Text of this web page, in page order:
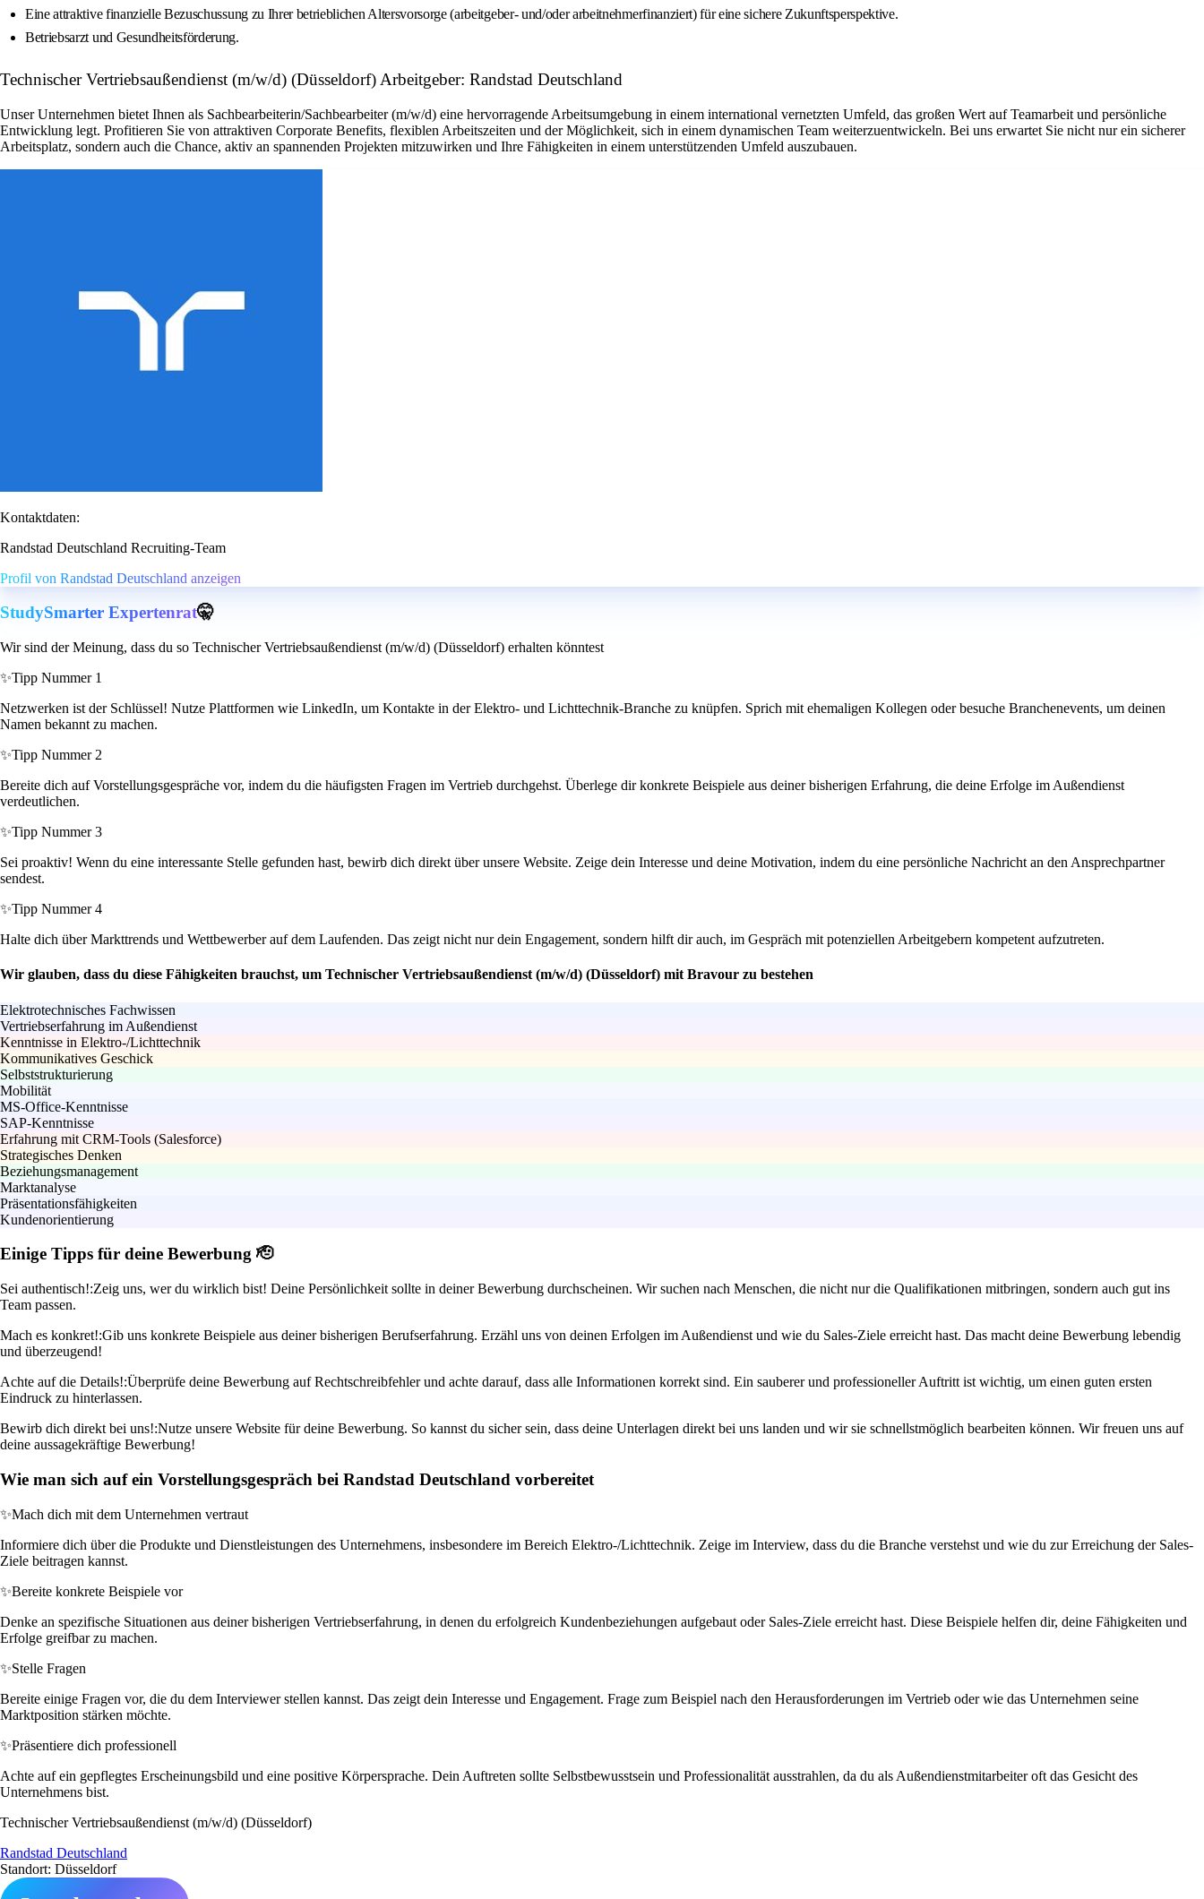
Eine attraktive finanzielle Bezuschussung zu Ihrer betrieblichen Altersvorsorge (arbeitgeber- und/oder arbeitnehmerfinanziert) für eine sichere Zukunftsperspektive.
Betriebsarzt und Gesundheitsförderung.
Technischer Vertriebsaußendienst (m/w/d) (Düsseldorf) Arbeitgeber: Randstad Deutschland
Unser Unternehmen bietet Ihnen als Sachbearbeiterin/Sachbearbeiter (m/w/d) eine hervorragende Arbeitsumgebung in einem international vernetzten Umfeld, das großen Wert auf Teamarbeit und persönliche
Entwicklung legt. Profitieren Sie von attraktiven Corporate Benefits, flexiblen Arbeitszeiten und der Möglichkeit, sich in einem dynamischen Team weiterzuentwickeln. Bei uns erwartet Sie nicht nur ein sicherer
Arbeitsplatz, sondern auch die Chance, aktiv an spannenden Projekten mitzuwirken und Ihre Fähigkeiten in einem unterstützenden Umfeld auszubauen.
Kontaktdaten:
Randstad Deutschland Recruiting-Team
Profil von Randstad Deutschland anzeigen
StudySmarter Expertenrat🤫
Wir sind der Meinung, dass du so Technischer Vertriebsaußendienst (m/w/d) (Düsseldorf) erhalten könntest
✨Tipp Nummer 1
Netzwerken ist der Schlüssel! Nutze Plattformen wie LinkedIn, um Kontakte in der Elektro- und Lichttechnik-Branche zu knüpfen. Sprich mit ehemaligen Kollegen oder besuche Branchenevents, um deinen
Namen bekannt zu machen.
✨Tipp Nummer 2
Bereite dich auf Vorstellungsgespräche vor, indem du die häufigsten Fragen im Vertrieb durchgehst. Überlege dir konkrete Beispiele aus deiner bisherigen Erfahrung, die deine Erfolge im Außendienst
verdeutlichen.
✨Tipp Nummer 3
Sei proaktiv! Wenn du eine interessante Stelle gefunden hast, bewirb dich direkt über unsere Website. Zeige dein Interesse und deine Motivation, indem du eine persönliche Nachricht an den Ansprechpartner
sendest.
✨Tipp Nummer 4
Halte dich über Markttrends und Wettbewerber auf dem Laufenden. Das zeigt nicht nur dein Engagement, sondern hilft dir auch, im Gespräch mit potenziellen Arbeitgebern kompetent aufzutreten.
Wir glauben, dass du diese Fähigkeiten brauchst, um Technischer Vertriebsaußendienst (m/w/d) (Düsseldorf) mit Bravour zu bestehen
Elektrotechnisches Fachwissen
Vertriebserfahrung im Außendienst
Kenntnisse in Elektro-/Lichttechnik
Kommunikatives Geschick
Selbststrukturierung
Mobilität
MS-Office-Kenntnisse
SAP-Kenntnisse
Erfahrung mit CRM-Tools (Salesforce)
Strategisches Denken
Beziehungsmanagement
Marktanalyse
Präsentationsfähigkeiten
Kundenorientierung
Einige Tipps für deine Bewerbung 🫡
Sei authentisch!:Zeig uns, wer du wirklich bist! Deine Persönlichkeit sollte in deiner Bewerbung durchscheinen. Wir suchen nach Menschen, die nicht nur die Qualifikationen mitbringen, sondern auch gut ins
Team passen.
Mach es konkret!:Gib uns konkrete Beispiele aus deiner bisherigen Berufserfahrung. Erzähl uns von deinen Erfolgen im Außendienst und wie du Sales-Ziele erreicht hast. Das macht deine Bewerbung lebendig
und überzeugend!
Achte auf die Details!:Überprüfe deine Bewerbung auf Rechtschreibfehler und achte darauf, dass alle Informationen korrekt sind. Ein sauberer und professioneller Auftritt ist wichtig, um einen guten ersten
Eindruck zu hinterlassen.
Bewirb dich direkt bei uns!:Nutze unsere Website für deine Bewerbung. So kannst du sicher sein, dass deine Unterlagen direkt bei uns landen und wir sie schnellstmöglich bearbeiten können. Wir freuen uns auf
deine aussagekräftige Bewerbung!
Wie man sich auf ein Vorstellungsgespräch bei Randstad Deutschland vorbereitet
✨Mach dich mit dem Unternehmen vertraut
Informiere dich über die Produkte und Dienstleistungen des Unternehmens, insbesondere im Bereich Elektro-/Lichttechnik. Zeige im Interview, dass du die Branche verstehst und wie du zur Erreichung der Sales-
Ziele beitragen kannst.
✨Bereite konkrete Beispiele vor
Denke an spezifische Situationen aus deiner bisherigen Vertriebserfahrung, in denen du erfolgreich Kundenbeziehungen aufgebaut oder Sales-Ziele erreicht hast. Diese Beispiele helfen dir, deine Fähigkeiten und
Erfolge greifbar zu machen.
✨Stelle Fragen
Bereite einige Fragen vor, die du dem Interviewer stellen kannst. Das zeigt dein Interesse und Engagement. Frage zum Beispiel nach den Herausforderungen im Vertrieb oder wie das Unternehmen seine
Marktposition stärken möchte.
✨Präsentiere dich professionell
Achte auf ein gepflegtes Erscheinungsbild und eine positive Körpersprache. Dein Auftreten sollte Selbstbewusstsein und Professionalität ausstrahlen, da du als Außendienstmitarbeiter oft das Gesicht des
Unternehmens bist.
Technischer Vertriebsaußendienst (m/w/d) (Düsseldorf)
Randstad Deutschland
Standort: Düsseldorf